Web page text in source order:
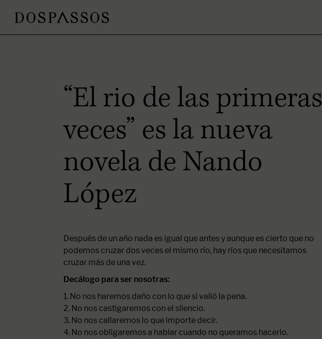
“El rio de las primeras
veces” es la nueva
novela de Nando
López
Después de un año nada es igual que antes y aunque es cierto que no
podemos cruzar dos veces el mismo río, hay ríos que necesitamos
cruzar más de una vez.
Decálogo para ser nosotras:
1. No nos haremos daño con lo que sí valió la pena.
2. No nos castigaremos con el silencio.
3. No nos callaremos lo que importe decir.
4. No nos obligaremos a hablar cuando no queramos hacerlo.